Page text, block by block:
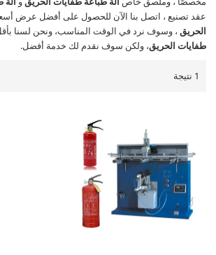
عقد تصنيع ، اتصل بنا الآن للحصول على أفضل عرض
الحريق ، وسوف نرد في الوقت المناسب، ونحن لسنا
طفايات الحريق، ولكن سوف نقدم لك خدمة أفضل.
1 نتيجة